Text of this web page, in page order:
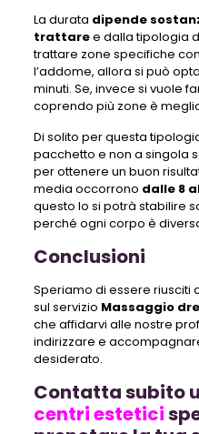
La durata dipende
trattaree dalla tipologia
trattare zone specifiche
l’addome, allora si può
minuti. Se, invece si vuole
coprendo più zone è
Di solito per questa
pacchetto e non a singola
per ottenere un buon
media occorrono dalle 8
questo lo si potrà stabilire
perché ogni corpo è
Conclusioni
Speriamo di essere riusciti
sul servizio Massaggio
che affidarvi alle nostre
indirizzare e
desiderato.
Contatta subito
centri estetici